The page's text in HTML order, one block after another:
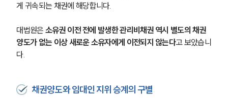
팀소개
글로벌 파트너 로펌
게 귀속되는 채권에 해당합니다.
대법원은 소유권 이전 전에 발생한 관리비채권 역시 별도의 채권
양도가 없는 이상 새로운 소유자에게 이전되지 않는다고 보았습니
다.
채권양도와 임대인 지위 승계의 구별